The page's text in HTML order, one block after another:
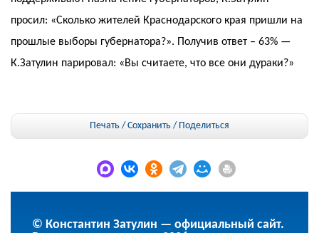
просил: «Сколько жителей Краснодарского края пришли на
прошлые выборы губернатора?». Получив ответ – 63% —
К.Затулин парировал: «Вы считаете, что все они дураки?»
Печать / Сохранить / Поделиться
© Константин Затулин — официальный сайт.